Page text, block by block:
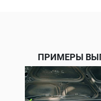
ПРИМЕРЫ